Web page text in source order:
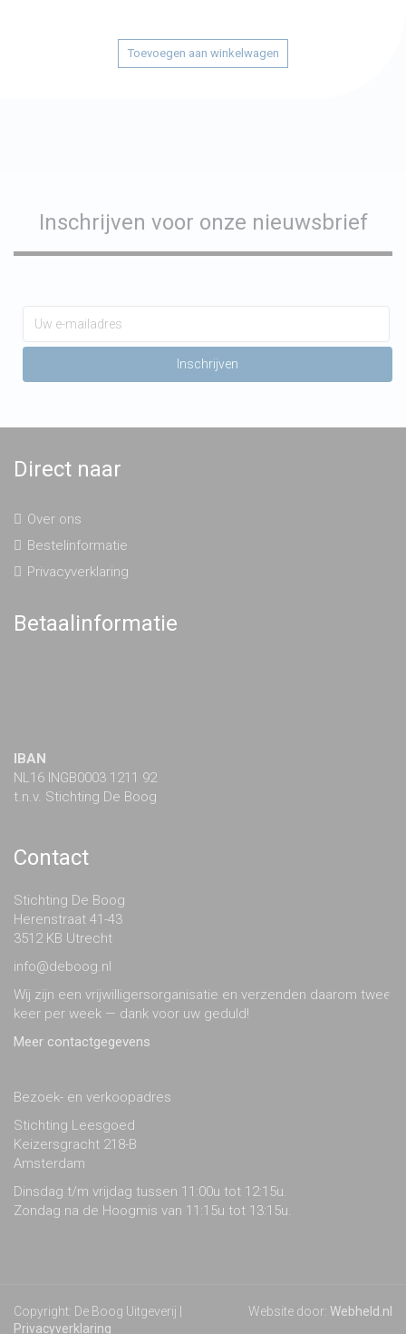
Toevoegen aan winkelwagen
Inschrijven voor onze nieuwsbrief
Direct naar
Over ons
Bestelinformatie
Privacyverklaring
Betaalinformatie
IBAN
NL16 INGB0003 1211 92
t.n.v. Stichting De Boog
Contact
Stichting De Boog
Herenstraat 41-43
3512 KB Utrecht
info@deboog.nl
Wij zijn een vrijwilligersorganisatie en verzenden daarom twee
keer per week — dank voor uw geduld!
Meer contactgegevens
Bezoek- en verkoopadres
Stichting Leesgoed
Keizersgracht 218-B
Amsterdam
Dinsdag t/m vrijdag tussen 11:00u tot 12:15u.
Zondag na de Hoogmis van 11:15u tot 13:15u.
Copyright: De Boog Uitgeverij |
Privacyverklaring
Website door: Webheld.nl